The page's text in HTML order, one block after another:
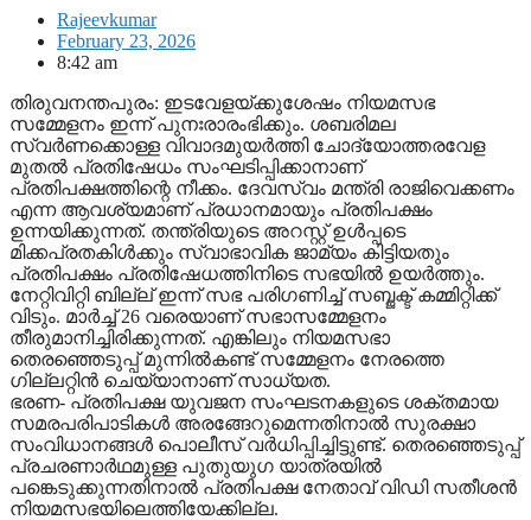
Rajeevkumar
February 23, 2026
8:42 am
തിരുവനന്തപുരം: ഇടവേളയ്ക്കുശേഷം നിയമസഭ
സമ്മേളനം ഇന്ന് പുനഃരാരംഭിക്കും. ശബരിമല
സ്വര്‍ണക്കൊള്ള വിവാദമുയര്‍ത്തി ചോദ്യോത്തരവേള
മുതല്‍ പ്രതിഷേധം സംഘടിപ്പിക്കാനാണ്
പ്രതിപക്ഷത്തിന്റെ നീക്കം. ദേവസ്വം മന്ത്രി രാജിവെക്കണം
എന്ന ആവശ്യമാണ് പ്രധാനമായും പ്രതിപക്ഷം
ഉന്നയിക്കുന്നത്. തന്ത്രിയുടെ അറസ്റ്റ് ഉള്‍പ്പടെ
മിക്കപ്രതകിള്‍ക്കും സ്വാഭാവിക ജാമ്യം കിട്ടിയതും
പ്രതിപക്ഷം പ്രതിഷേധത്തിനിടെ സഭയില്‍ ഉയര്‍ത്തും.
നേറ്റിവിറ്റി ബില്ല് ഇന്ന് സഭ പരിഗണിച്ച് സബ്ജക്ട് കമ്മിറ്റിക്ക്
വിടും. മാര്‍ച്ച് 26 വരെയാണ് സഭാസമ്മേളനം
തീരുമാനിച്ചിരിക്കുന്നത്. എങ്കിലും നിയമസഭാ
തെരഞ്ഞെടുപ്പ് മുന്നില്‍കണ്ട് സമ്മേളനം നേരത്തെ
ഗില്ലറ്റിന്‍ ചെയ്യാനാണ് സാധ്യത.
ഭരണ- പ്രതിപക്ഷ യുവജന സംഘടനകളുടെ ശക്തമായ
സമരപരിപാടികള്‍ അരങ്ങേറുമെന്നതിനാല്‍ സുരക്ഷാ
സംവിധാനങ്ങള്‍ പൊലീസ് വര്‍ധിപ്പിച്ചിട്ടുണ്ട്. തെരഞ്ഞെടുപ്പ്
പ്രചരണാര്‍ഥമുള്ള പുതുയുഗ യാത്രയില്‍
പങ്കെടുക്കുന്നതിനാല്‍ പ്രതിപക്ഷ നേതാവ് വിഡി സതീശന്‍
നിയമസഭയിലെത്തിയേക്കില്ല.